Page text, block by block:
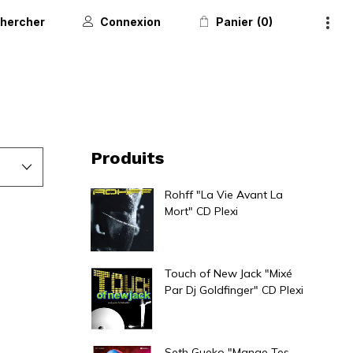
Connexion Panier 0
Produits
Rohff "La Vie Avant La
Mort" CD Plexi
Touch of New Jack "Mixé
Par Dj Goldfinger" CD Plexi